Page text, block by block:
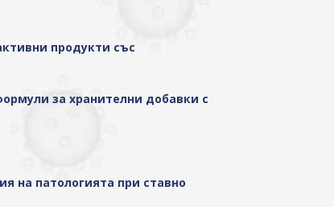
продукти със
за хранителни добавки с
на патологията при ставно